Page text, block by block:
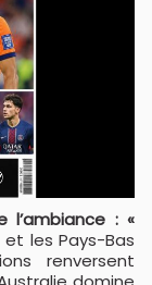
les Pays-Bas
renversent